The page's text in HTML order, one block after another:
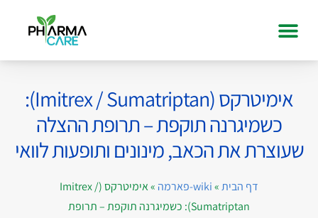
אימיטרקס (Imitrex / Sumatriptan):
כשמיגרנה תוקפת – תרופת ההצלה
שעוצרת את הכאב, מינונים ותופעות לוואי
דף הבית»wiki-פארמה »
אימיטרקס (Imitrex /
Sumatriptan): כשמיגרנה תוקפת – תרופת